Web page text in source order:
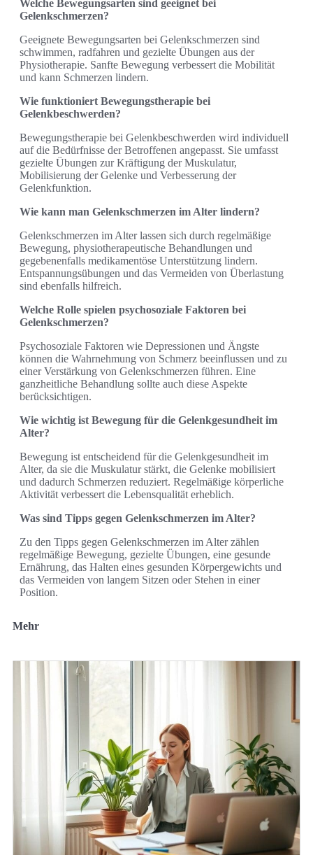
Welche Bewegungsarten sind geeignet bei
Gelenkschmerzen?
Geeignete Bewegungsarten bei Gelenkschmerzen sind
schwimmen, radfahren und gezielte Übungen aus der
Physiotherapie. Sanfte Bewegung verbessert die Mobilität
und kann Schmerzen lindern.
Wie funktioniert Bewegungstherapie bei
Gelenkbeschwerden?
Bewegungstherapie bei Gelenkbeschwerden wird individuell
auf die Bedürfnisse der Betroffenen angepasst. Sie umfasst
gezielte Übungen zur Kräftigung der Muskulatur,
Mobilisierung der Gelenke und Verbesserung der
Gelenkfunktion.
Wie kann man Gelenkschmerzen im Alter lindern?
Gelenkschmerzen im Alter lassen sich durch regelmäßige
Bewegung, physiotherapeutische Behandlungen und
gegebenenfalls medikamentöse Unterstützung lindern.
Entspannungsübungen und das Vermeiden von Überlastung
sind ebenfalls hilfreich.
Welche Rolle spielen psychosoziale Faktoren bei
Gelenkschmerzen?
Psychosoziale Faktoren wie Depressionen und Ängste
können die Wahrnehmung von Schmerz beeinflussen und zu
einer Verstärkung von Gelenkschmerzen führen. Eine
ganzheitliche Behandlung sollte auch diese Aspekte
berücksichtigen.
Wie wichtig ist Bewegung für die Gelenkgesundheit im
Alter?
Bewegung ist entscheidend für die Gelenkgesundheit im
Alter, da sie die Muskulatur stärkt, die Gelenke mobilisiert
und dadurch Schmerzen reduziert. Regelmäßige körperliche
Aktivität verbessert die Lebensqualität erheblich.
Was sind Tipps gegen Gelenkschmerzen im Alter?
Zu den Tipps gegen Gelenkschmerzen im Alter zählen
regelmäßige Bewegung, gezielte Übungen, eine gesunde
Ernährung, das Halten eines gesunden Körpergewichts und
das Vermeiden von langem Sitzen oder Stehen in einer
Position.
Mehr